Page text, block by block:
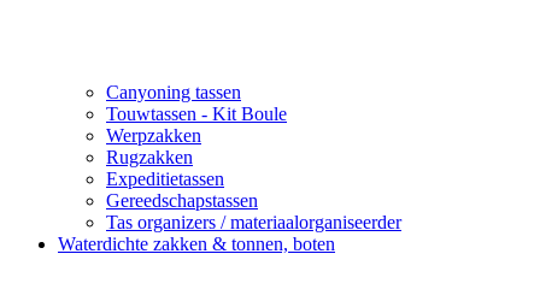
Canyoning tassen
Touwtassen - Kit Boule
Werpzakken
Rugzakken
Expeditietassen
Gereedschapstassen
Tas organizers / materiaalorganiseerder
Waterdichte zakken & tonnen, boten